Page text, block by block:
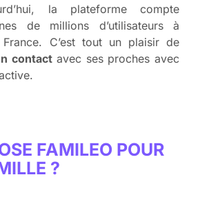
la plateforme compte
de millions d’utilisateurs à
C’est tout un plaisir de
contactavec ses proches avec
FAMILEO POUR
?